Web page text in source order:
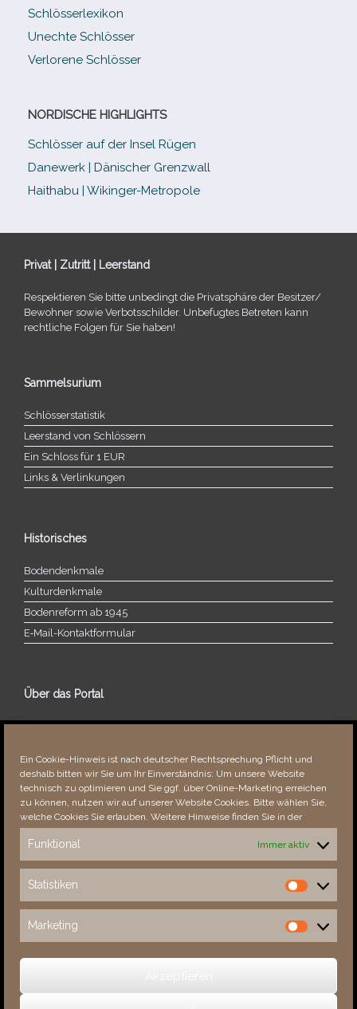
Ein Cookie-Hinweis ist nach deutscher Rechtsprechung Pflicht und
deshalb bitten wir Sie um Ihr Einverständnis: Um unsere Website
technisch zu optimieren und Sie ggf. über Online-Marketing erreichen
zu können, nutzen wir auf unserer Website Cookies. Bitte wählen Sie,
welche Cookies Sie erlauben. Weitere Hinweise finden Sie in der
Funktional Immer aktiv
Statistiken
Statistiken
Marketing
Marketing
Schlösserlexikon
Unechte Schlösser
Verlorene Schlösser
NORDISCHE HIGHLIGHTS
Schlösser auf der Insel Rügen
Danewerk | Dänischer Grenzwall
Haithabu | Wikinger-Metropole
Privat | Zutritt | Leerstand
Respektieren Sie bitte unbe­dingt die Privatsphäre der Besitzer/​
Bewohner sowie Verbotsschilder. Unbefugtes Betreten kann
recht­li­che Folgen für Sie haben!
Sammelsurium
Schlösserstatistik
Leerstand von Schlössern
Ein Schloss für 1 EUR
Links & Verlinkungen
Historisches
Bodendenkmale
Kulturdenkmale
Bodenreform ab 1945
E‑Mail-​​Kontaktformular
Über das Portal
Über dieses Portal
Fehler bemerkt?
Besucher seit 08/​2021
This Week
29024